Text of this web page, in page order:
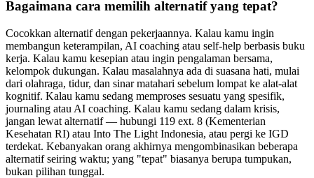
Bagaimana cara memilih alternatif yang tepat?
Cocokkan alternatif dengan pekerjaannya. Kalau kamu ingin
membangun keterampilan, AI coaching atau self-help berbasis buku
kerja. Kalau kamu kesepian atau ingin pengalaman bersama,
kelompok dukungan. Kalau masalahnya ada di suasana hati, mulai
dari olahraga, tidur, dan sinar matahari sebelum lompat ke alat-alat
kognitif. Kalau kamu sedang memproses sesuatu yang spesifik,
journaling atau AI coaching. Kalau kamu sedang dalam krisis,
jangan lewat alternatif — hubungi 119 ext. 8 (Kementerian
Kesehatan RI) atau Into The Light Indonesia, atau pergi ke IGD
terdekat. Kebanyakan orang akhirnya mengombinasikan beberapa
alternatif seiring waktu; yang "tepat" biasanya berupa tumpukan,
bukan pilihan tunggal.